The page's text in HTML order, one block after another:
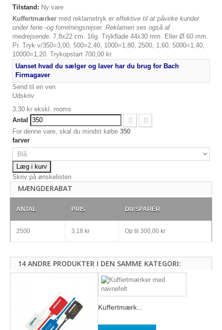
Tilstand: Ny vare
Kuffertmærker med reklametryk er effektive til at påvirke kunder
under ferie -og forretningsrejser. Reklamen ses også af
medrejsende. 7,8x22 cm. 16g. Trykflade 44x30 mm. Eller Ø 60 mm.
Pr. Tryk v/350=3,00, 500=2,40, 1000=1,80, 2500, 1,60, 5000=1,40,
10000=1,20. Trykopstart 700,00 kr.
Uanset hvad du sælger og laver har du brug for Bach
Firmagaver
Send til en ven
Udskriv
3,30 kr ekskl. moms
Antal
For denne vare, skal du mindst købe 350
farver
Læg i kurv
Skriv på ønskelisten
MÆNGDERABAT
ANTAL PRIS DU SPARER
2500 3,18 kr Op til 300,00 kr
14 ANDRE PRODUKTER I DEN SAMME KATEGORI:
Kuffertmærk...